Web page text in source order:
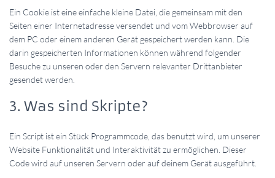
Ein Cookie ist eine einfache kleine Datei, die gemeinsam mit den
Seiten einer Internetadresse versendet und vom Webbrowser auf
dem PC oder einem anderen Gerät gespeichert werden kann. Die
darin gespeicherten Informationen können während folgender
Besuche zu unseren oder den Servern relevanter Drittanbieter
gesendet werden.
3. Was sind Skripte?
Ein Script ist ein Stück Programmcode, das benutzt wird, um unserer
Website Funktionalität und Interaktivität zu ermöglichen. Dieser
Code wird auf unseren Servern oder auf deinem Gerät ausgeführt.